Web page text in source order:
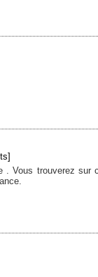
. Vous trouverez sur